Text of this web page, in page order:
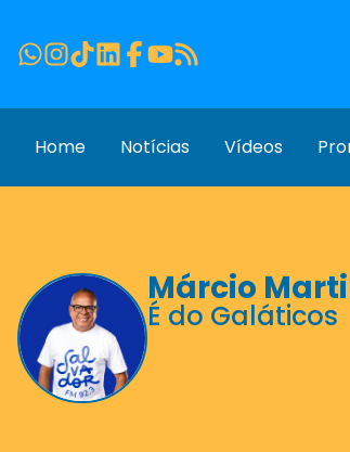
Home Notícias Vídeos
Márcio
É do Galáticos